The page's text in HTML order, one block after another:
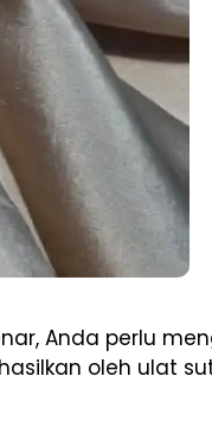
Anda perlu
oleh ulat